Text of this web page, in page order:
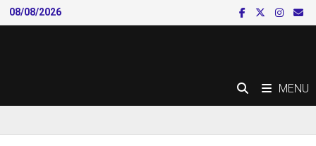
Skip
to
08/08/2026
MENU